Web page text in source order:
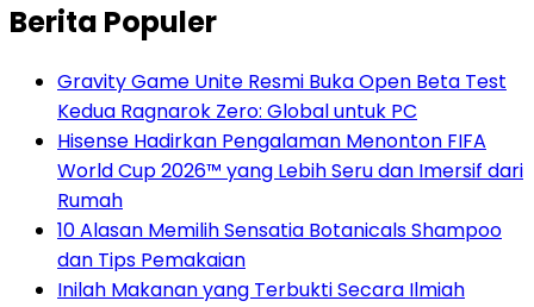
Berita Populer
Gravity Game Unite Resmi Buka Open Beta Test
Kedua Ragnarok Zero: Global untuk PC
Hisense Hadirkan Pengalaman Menonton FIFA
World Cup 2026™ yang Lebih Seru dan Imersif dari
Rumah
10 Alasan Memilih Sensatia Botanicals Shampoo
dan Tips Pemakaian
Inilah Makanan yang Terbukti Secara Ilmiah